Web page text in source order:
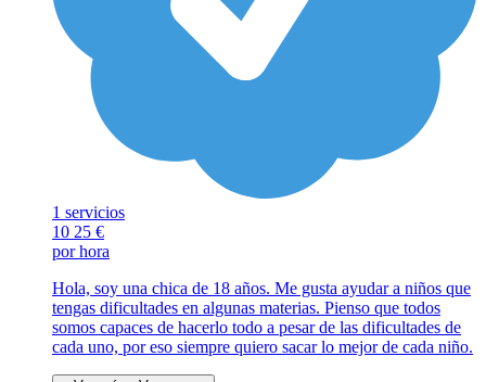
1 servicios
10 25 €
por hora
Hola, soy una chica de 18 años. Me gusta ayudar a niños que
tengas dificultades en algunas materias. Pienso que todos
somos capaces de hacerlo todo a pesar de las dificultades de
cada uno, por eso siempre quiero sacar lo mejor de cada niño.